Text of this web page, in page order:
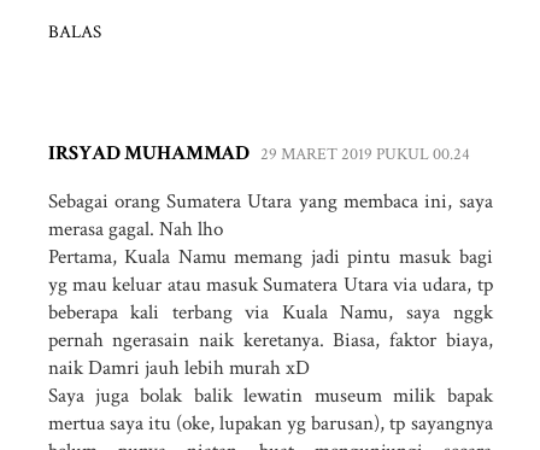
BALAS
IRSYAD MUHAMMAD 29 MARET 2019 PUKUL 00.24
Sebagai orang Sumatera Utara yang membaca ini, saya
merasa gagal. Nah lho
Pertama, Kuala Namu memang jadi pintu masuk bagi
yg mau keluar atau masuk Sumatera Utara via udara, tp
beberapa kali terbang via Kuala Namu, saya nggk
pernah ngerasain naik keretanya. Biasa, faktor biaya,
naik Damri jauh lebih murah xD
Saya juga bolak balik lewatin museum milik bapak
mertua saya itu (oke, lupakan yg barusan), tp sayangnya